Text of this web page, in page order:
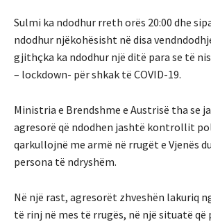
Sulmi ka ndodhur rreth orës 20:00 dhe
ndodhur njëkohësisht në disa
gjithçka ka ndodhur një ditë para se të
– lockdown- për shkak të COVID-19.
Ministria e Brendshme e Austrisë tha se
agresorë që ndodhen jashtë kontrollit
qarkullojnë me armë në rrugët e Vjenës
persona të ndryshëm.
Në një rast, agresorët zhveshën lakuriq
të rinj në mes të rrugës, në një situatë